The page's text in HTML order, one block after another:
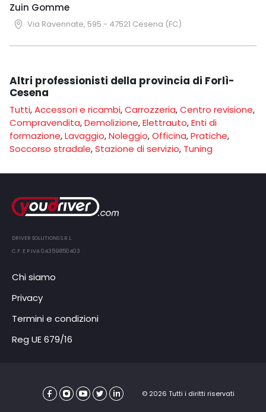
Zuin Gomme
Via Ravennate, 595 - 47521 Cesena (FC)
Altri professionisti della provincia di Forlì-
Cesena
Tutti,Accessori e ricambi,Carrozzeria,Centro revisione,
Compravendita,Demolizione,Elettrauto,Enti di
formazione,Lavaggio,Noleggio,Officina,Pratiche,
Soccorso stradale,Stazione di servizio, Tuning
DRIVER SOLUTIONS S.R.L.
C.F. E P.IVA 04359850403
Chi siamo
Privacy
Termini e condizioni
Reg UE 679/16
© 2026 Tutti i diritti riservati